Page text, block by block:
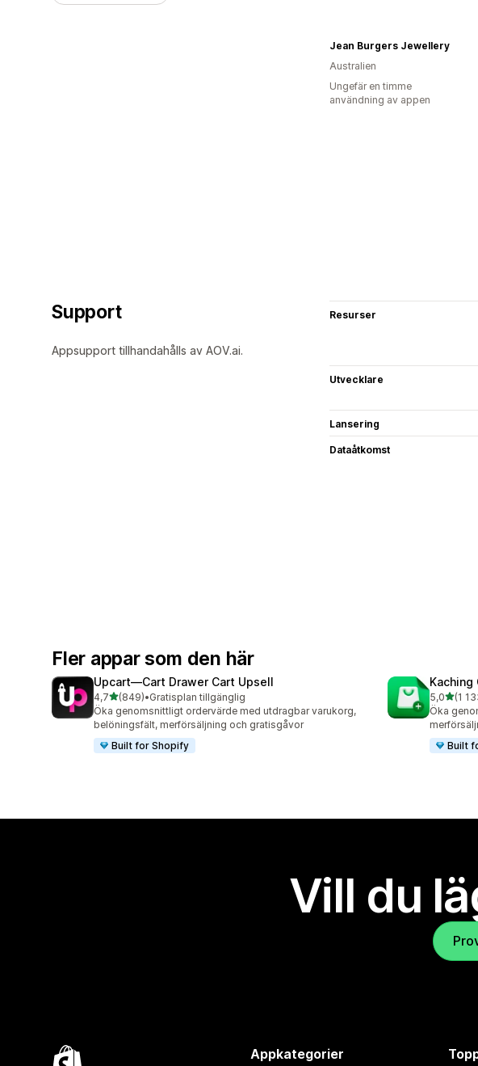
Jean Burgers Jewellery
Australien
Ungefär en timme
användning av appen
Support
Appsupport tillhandahålls av AOV.ai.
Resurser
Utvecklare
Lansering
Dataåtkomst
Fler appar som den här
Upcart—Cart Drawer Cart Upsell
4,7av 5 stjärnor
(849)
849 recensioner totalt
•Gratisplan tillgänglig
Öka genomsnittligt ordervärde med utdragbar varukorg,
belöningsfält, merförsäljning och gratisgåvor
Built for Shopify
Kaching
5,0av 5
(1
1133
Öka
Built
Vill du
Appkategorier